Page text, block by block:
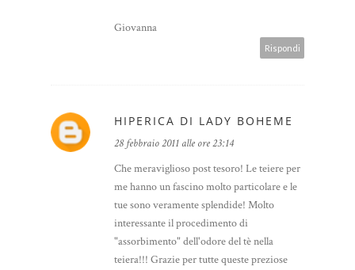
Giovanna
Rispondi
HIPERICA DI LADY BOHEME
28 febbraio 2011 alle ore 23:14
Che meraviglioso post tesoro! Le teiere per
me hanno un fascino molto particolare e le
tue sono veramente splendide! Molto
interessante il procedimento di
"assorbimento" dell'odore del tè nella
teiera!!! Grazie per tutte queste preziose